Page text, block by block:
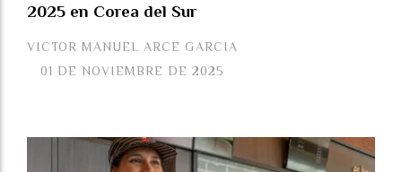
2025 en Corea del Sur
VICTOR MANUEL ARCE GARCIA
01 DE NOVIEMBRE DE 2025